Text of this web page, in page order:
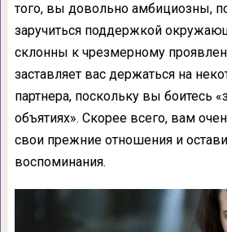
того, вы довольно амбициозны,
заручиться поддержкой
склонны к чрезмерному
заставляет вас держаться на
партнера, поскольку вы боитесь
объятиях». Скорее всего, вам
свои прежние отношения и
воспоминания.